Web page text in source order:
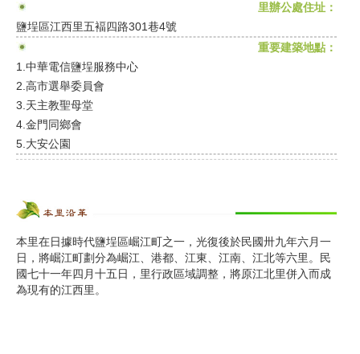
里辦公處住址：
鹽埕區江西里五褔四路301巷4號
重要建築地點：
1.中華電信鹽埕服務中心
2.高市選舉委員會
3.天主教聖母堂
4.金門同鄉會
5.大安公園
本里在日據時代鹽埕區崛江町之一，光復後於民國卅九年六月一
日，將崛江町劃分為崛江、港都、江東、江南、江北等六里。民
國七十一年四月十五日，里行政區域調整，將原江北里併入而成
為現有的江西里。